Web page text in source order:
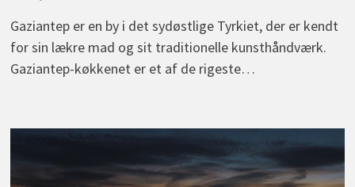
Gaziantep er en by i det sydøstlige Tyrkiet, der er kendt
for sin lækre mad og sit traditionelle kunsthåndværk.
Gaziantep-køkkenet er et af de rigeste…